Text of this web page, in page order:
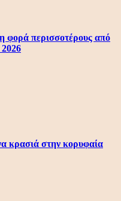
φορά περισσοτέρους από
2026
κρασιά στην κορυφαία